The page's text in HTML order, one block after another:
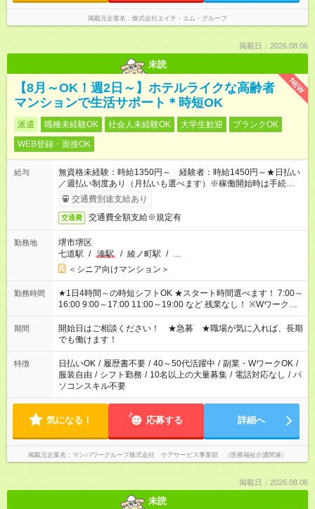
掲載元企業名 株式会社エイチ・エム・グループ
掲載日：2026.08.06
未読
NEW
【8月～OK！週2日～】ホテルライクな高齢者
マンションで生活サポート＊時短OK
派遣 職種未経験OK 社会人未経験OK 大学生歓迎
ブランクOK
WEB登録・面接OK
給与
無資格未経験：時給1350円～ 経験者：時給1450円～★日払い
／週払い制度あり（月払いも選べます）※稼働開始時は手続き完
了次第のお支払いとなります。
交通費別途支給あり
交通費 交通費全額支給※規定有
勤務地
堺市堺区
七道駅 / 湊駅 / 綾ノ町駅 / …
＜シニア向けマンション＞
勤務時間
★1日4時間～の時短シフトOK ★スタート時間選べます！ 7:00～
16:00 9:00～17:00 11:00～19:00 など 残業なし！ ※Wワークの
場合、他のお仕事と合わせ週40時間超の就業はご案内できませ
ん ※法令に基づき、週20時間以上勤務は社会保険への加入対象
となります ※労働者派遣法（日雇い派遣の原則禁止）により、
短時間・短期間の就業はご案内が難しい場合があります
期間
開始日はご相談ください！ ★急募 ★職場が気に入れば、長期
でも働けます！
特徴 日払いOK / 履歴書不要 / 40～50代活躍中 / 副業・WワークOK /
服装自由 / シフト勤務 / 10名以上の大量募集 / 電話対応なし / パ
ソコンスキル不要
気になる！ 応募する 詳細へ
掲載元企業名 マンパワーグループ株式会社 ケアサービス事業部 （医療福祉介護関連）
掲載日：2026.08.06
未読